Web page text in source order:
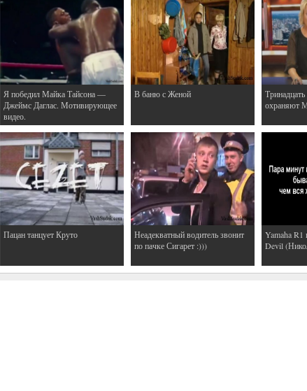
Я победил Майка Тайсона —
Джеймс Даглас. Мотивирующее
видео.
В баню с Женой
охраняют
Пацан танцует Круто
Неадекватный водитель звонит
по пачке Сигарет :)))
Yamaha
Devil